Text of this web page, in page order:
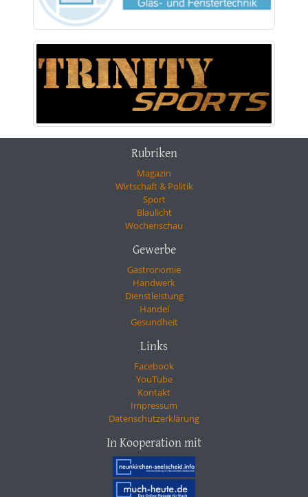
Rubriken
Magazin
Wirtschaft & Politik
Sport
Blaulicht
Wochenschau
Gewerbe
Gastronomie
Handwerk
Dienstleistung
Handel
Gesundheit
Links
Facebook
YouTube
Kontakt
Impressum
Datenschutzerklärung
In Kooperation mit